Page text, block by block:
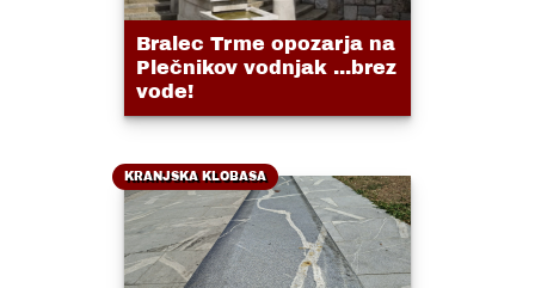
Bralec Trme opozarja na
Plečnikov vodnjak ...brez
vode!
KRANJSKA KLOBASA